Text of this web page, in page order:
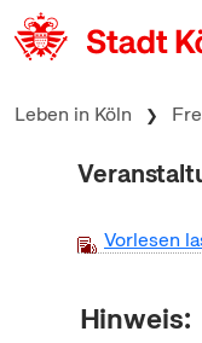
zum Inhalt springen
Leben in Köln
Vorlesen
Hinweis: